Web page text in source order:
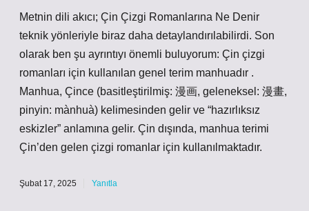
Metnin dili akıcı; Çin Çizgi Romanlarına Ne Denir
teknik yönleriyle biraz daha detaylandırılabilirdi. Son
olarak ben şu ayrıntıyı önemli buluyorum: Çin çizgi
romanları için kullanılan genel terim manhuadır .
Manhua, Çince (basitleştirilmiş: 漫画, geleneksel: 漫畫,
pinyin: mànhuà) kelimesinden gelir ve “hazırlıksız
eskizler” anlamına gelir. Çin dışında, manhua terimi
Çin’den gelen çizgi romanlar için kullanılmaktadır.
Şubat 17, 2025 Yanıtla